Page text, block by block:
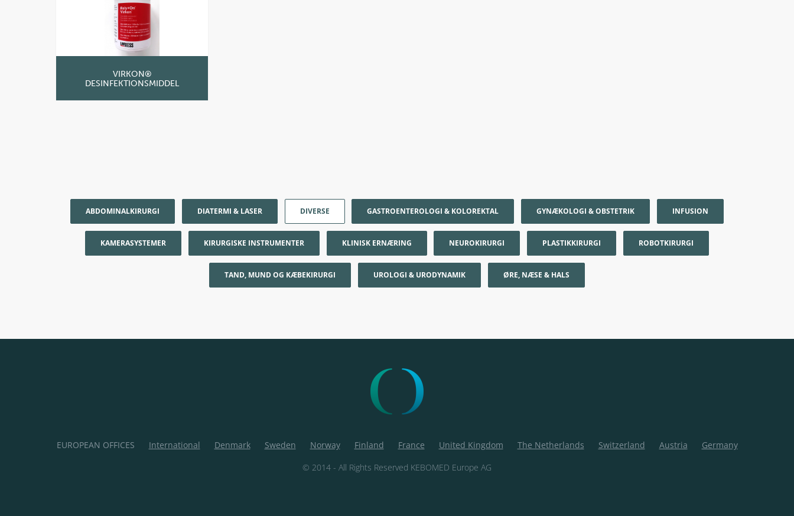
VIRKON®
DESINFEKTIONSMIDDEL
ABDOMINALKIRURGI DIATERMI & LASER DIVERSE GASTROENTEROLOGI & KOLOREKTAL GYNÆKOLOGI & OBSTETRIK INFUSION
KAMERASYSTEMER KIRURGISKE INSTRUMENTER KLINISK ERNÆRING NEUROKIRURGI PLASTIKKIRURGI ROBOTKIRURGI
TAND, MUND OG KÆBEKIRURGI UROLOGI & URODYNAMIK ØRE, NÆSE & HALS
EUROPEAN OFFICES International Denmark Sweden Norway Finland France United Kingdom The Netherlands Switzerland Austria
Germany
© 2014 - All Rights Reserved KEBOMED Europe AG